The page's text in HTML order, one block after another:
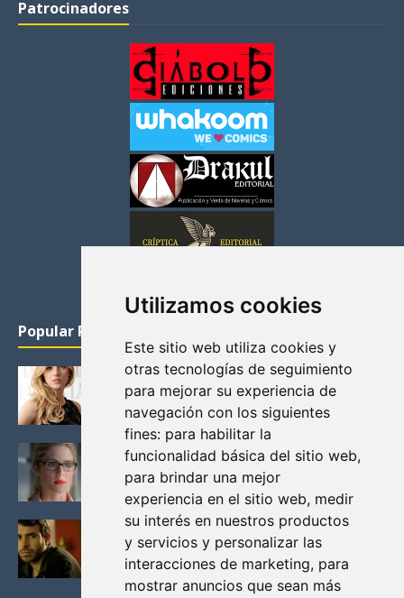
Utilizamos cookies
Este sitio web utiliza cookies y
otras tecnologías de seguimiento
para mejorar su experiencia de
navegación con los siguientes
fines: para habilitar la
funcionalidad básica del sitio web,
para brindar una mejor
experiencia en el sitio web, medir
su interés en nuestros productos
y servicios y personalizar las
interacciones de marketing, para
mostrar anuncios que sean más
Patrocinadores
Popular Posts
KATHERYN WINNICK: LA ACTRIZ MAS GUAPA DE
VIKINGOS
Junio 14, 2013
FELICITY (EMILY BETT RICKARDS), LAS FOTOS
MAS BONITAS DE LA ALIADA DE ARROW
Noviembre 30, 2013
BLACK MIRROR: TODA TU HISTORIA. EPISODIO 3.
LA CRITICA
Mayo 17, 2012